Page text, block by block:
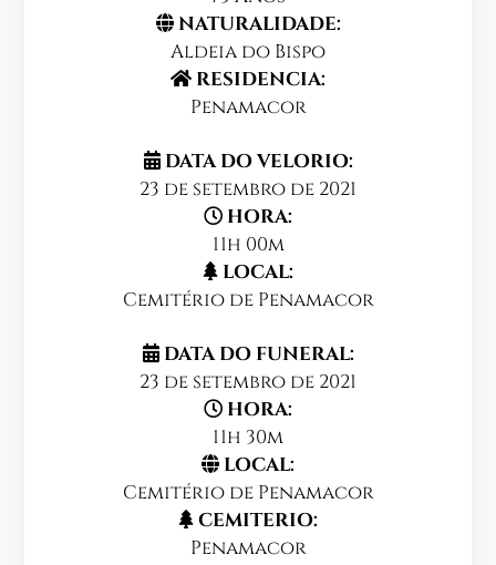
NATURALIDADE:
Aldeia do Bispo
RESIDENCIA:
Penamacor
DATA DO VELORIO:
23 de setembro de 2021
HORA:
11h 00m
LOCAL:
Cemitério de Penamacor
DATA DO FUNERAL:
23 de setembro de 2021
HORA:
11h 30m
LOCAL:
Cemitério de Penamacor
CEMITERIO:
Penamacor